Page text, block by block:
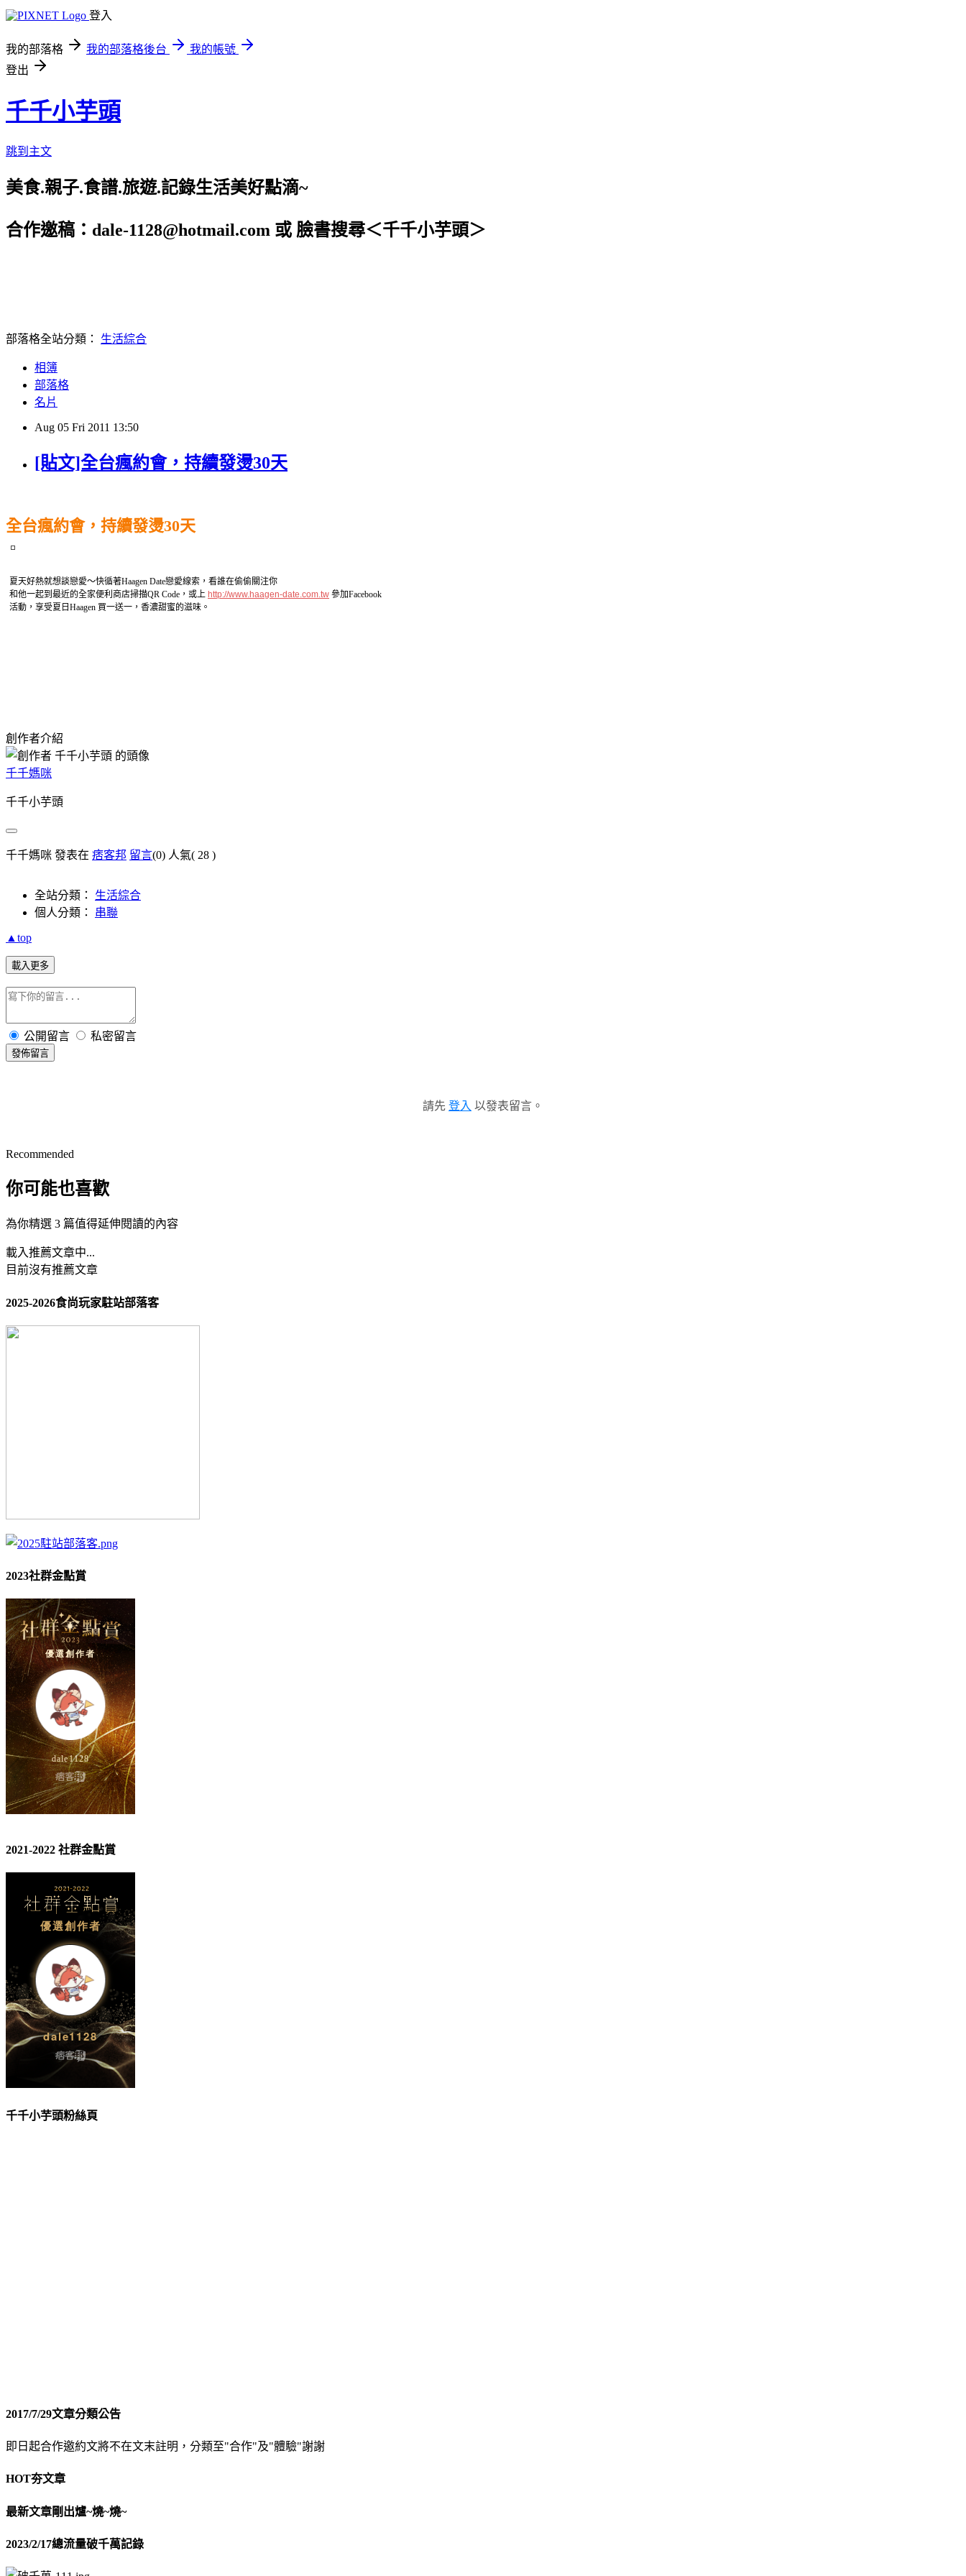
登入
我的部落格 我的部落格後台
我的帳號
登出
千千小芋頭
跳到主文
美食.親子.食譜.旅遊.記錄生活美好點滴~
合作邀稿：dale-1128@hotmail.com 或 臉書搜尋＜千千小芋頭＞
部落格全站分類： 生活綜合
相簿
部落格
名片
Aug 05 Fri 2011 13:50
[貼文]全台瘋約會，持續發燙30天
全台瘋約會，持續發燙30天
夏天好熱就想談戀愛～快循著Haagen Date戀愛線索，看誰在偷偷關注你
和他一起到最近的全家便利商店掃描QR Code，或上 http://www.haagen-date.com.tw 參加Facebook
活動，享受夏日Haagen 買一送一，香濃甜蜜的滋味。
創作者介紹
千千媽咪
千千小芋頭
千千媽咪 發表在 痞客邦 留言(0) 人氣( 28 )
全站分類： 生活綜合
個人分類： 串聯
▲top
載入更多
公開留言 私密留言
發佈留言
請先 登入 以發表留言。
Recommended
你可能也喜歡
為你精選 3 篇值得延伸閱讀的內容
載入推薦文章中...
目前沒有推薦文章
2025-2026食尚玩家駐站部落客
2023社群金點賞
2021-2022 社群金點賞
千千小芋頭粉絲頁
2017/7/29文章分類公告
即日起合作邀約文將不在文末註明，分類至"合作"及"體驗"謝謝
HOT夯文章
最新文章剛出爐~燒~燒~
2023/2/17總流量破千萬記錄